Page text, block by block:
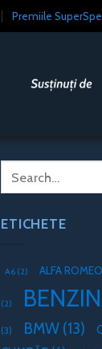
Premiile
ETICHETE
A6 (2) ALFA ROMEO
(2)
(3) BMW (13)